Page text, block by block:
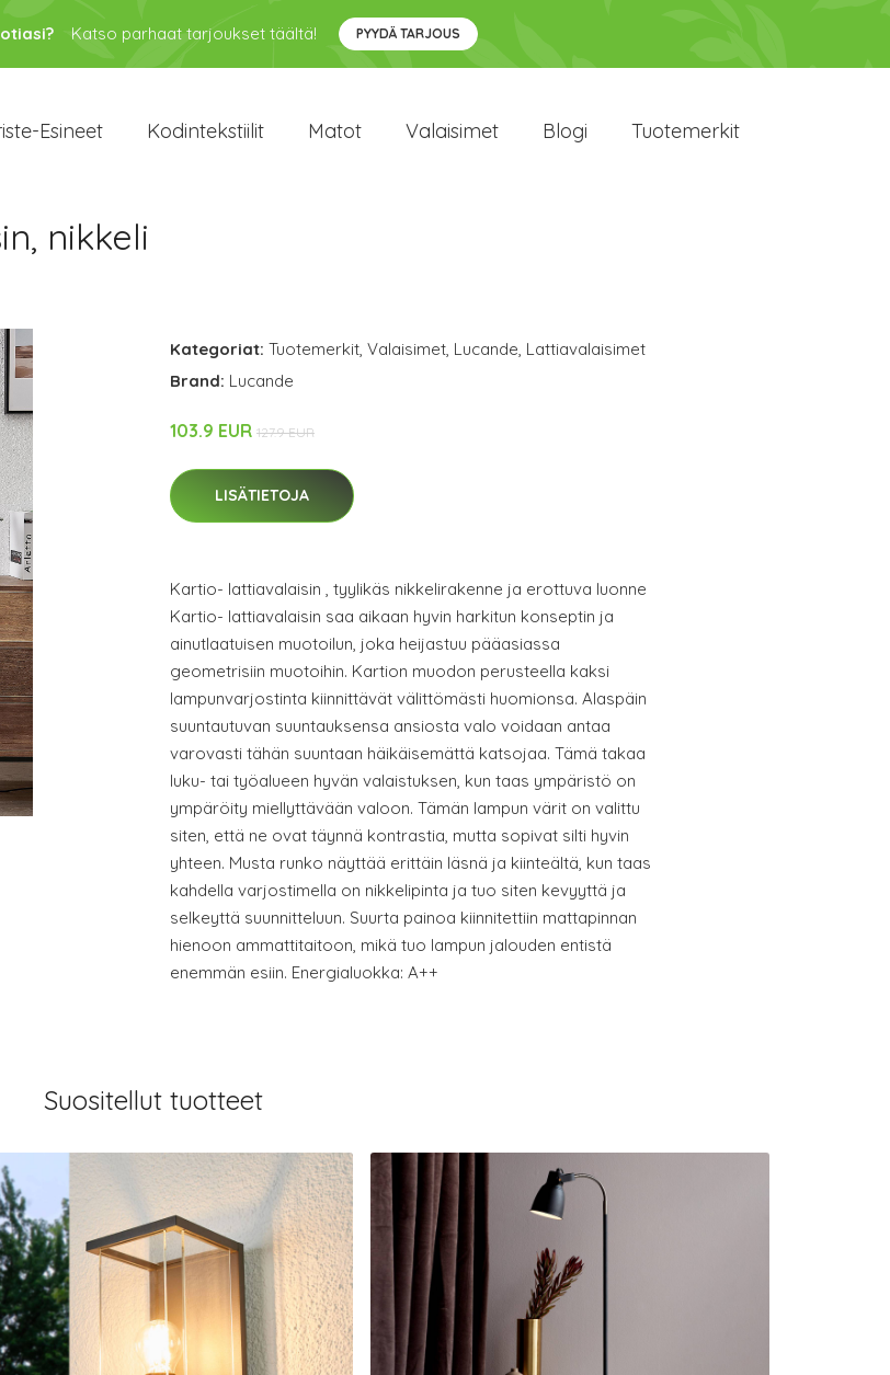
Katso parhaat tarjoukset täältä! PYYDÄ TARJOUS
Esineet Kodintekstiilit Matot Valaisimet Blogi Tuotemerkit
nikkeli
Kategoriat: Tuotemerkit, Valaisimet, Lucande, Lattiavalaisimet
Brand: Lucande
103.9 EUR 127.9 EUR
LISÄTIETOJA
Kartio- lattiavalaisin , tyylikäs nikkelirakenne ja erottuva luonne
Kartio- lattiavalaisin saa aikaan hyvin harkitun konseptin ja
ainutlaatuisen muotoilun, joka heijastuu pääasiassa
geometrisiin muotoihin. Kartion muodon perusteella kaksi
lampunvarjostinta kiinnittävät välittömästi huomionsa. Alaspäin
suuntautuvan suuntauksensa ansiosta valo voidaan antaa
varovasti tähän suuntaan häikäisemättä katsojaa. Tämä takaa
luku- tai työalueen hyvän valaistuksen, kun taas ympäristö on
ympäröity miellyttävään valoon. Tämän lampun värit on valittu
siten, että ne ovat täynnä kontrastia, mutta sopivat silti hyvin
yhteen. Musta runko näyttää erittäin läsnä ja kiinteältä, kun taas
kahdella varjostimella on nikkelipinta ja tuo siten kevyyttä ja
selkeyttä suunnitteluun. Suurta painoa kiinnitettiin mattapinnan
hienoon ammattitaitoon, mikä tuo lampun jalouden entistä
enemmän esiin. Energialuokka: A++
Suositellut tuotteet